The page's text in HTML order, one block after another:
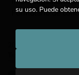
Formulario de
su uso. Puede